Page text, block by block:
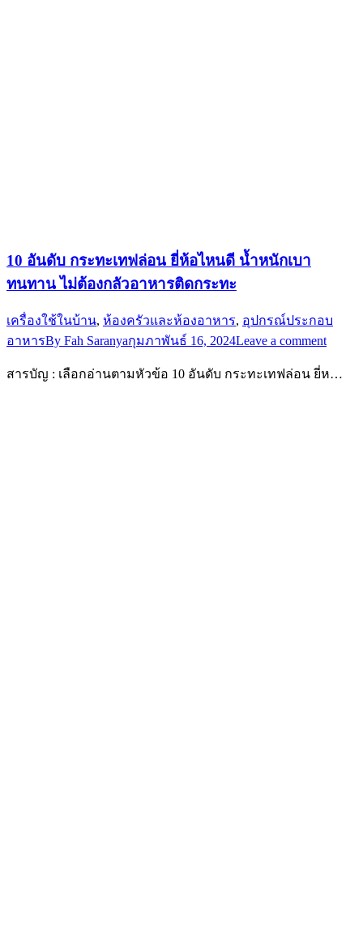
10 อันดับ กระทะเทฟล่อน ยี่ห้อไหนดี น้ำหนักเบา
ทนทาน ไม่ต้องกลัวอาหารติดกระทะ
เครื่องใช้ในบ้าน, ห้องครัวและห้องอาหาร, อุปกรณ์ประกอบ
อาหารBy Fah Saranyaกุมภาพันธ์ 16, 2024Leave a comment
สารบัญ : เลือกอ่านตามหัวข้อ 10 อันดับ กระทะเทฟล่อน ยี่ห…